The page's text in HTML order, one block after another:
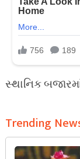
સ્થાનિક
Trending